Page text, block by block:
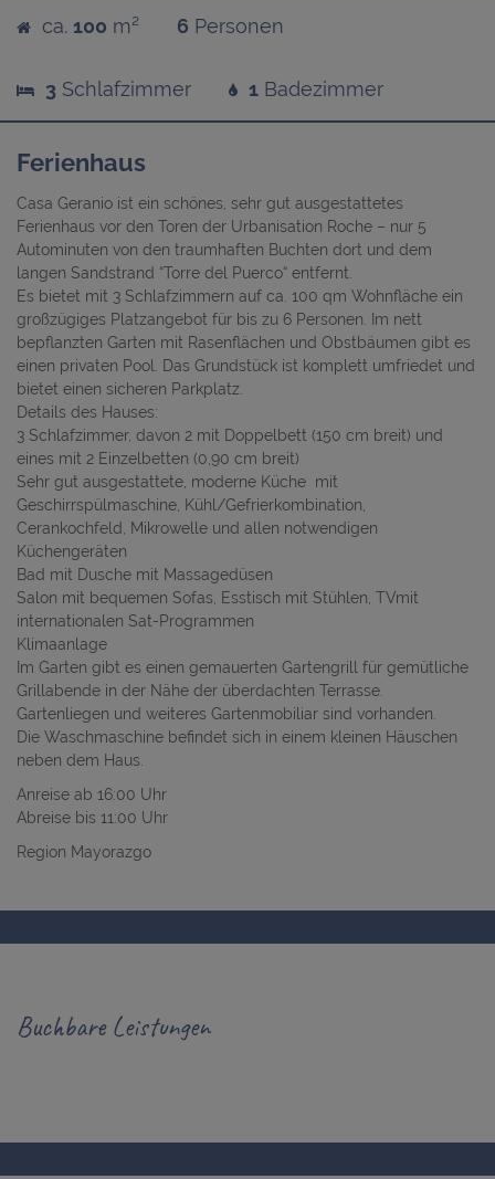
ca. 100 m² 6 Personen
3 Schlafzimmer 1 Badezimmer
Ferienhaus
Casa Geranio ist ein schönes, sehr gut ausgestattetes
Ferienhaus vor den Toren der Urbanisation Roche – nur 5
Autominuten von den traumhaften Buchten dort und dem
langen Sandstrand “Torre del Puerco“ entfernt.
Es bietet mit 3 Schlafzimmern auf ca. 100 qm Wohnfläche ein
großzügiges Platzangebot für bis zu 6 Personen. Im nett
bepflanzten Garten mit Rasenflächen und Obstbäumen gibt es
einen privaten Pool. Das Grundstück ist komplett umfriedet und
bietet einen sicheren Parkplatz.
Details des Hauses:
3 Schlafzimmer, davon 2 mit Doppelbett (150 cm breit) und
eines mit 2 Einzelbetten (0,90 cm breit)
Sehr gut ausgestattete, moderne Küche mit
Geschirrspülmaschine, Kühl/Gefrierkombination,
Cerankochfeld, Mikrowelle und allen notwendigen
Küchengeräten
Bad mit Dusche mit Massagedüsen
Salon mit bequemen Sofas, Esstisch mit Stühlen, TVmit
internationalen Sat-Programmen
Klimaanlage
Im Garten gibt es einen gemauerten Gartengrill für gemütliche
Grillabende in der Nähe der überdachten Terrasse.
Gartenliegen und weiteres Gartenmobiliar sind vorhanden.
Die Waschmaschine befindet sich in einem kleinen Häuschen
neben dem Haus.
Anreise ab 16:00 Uhr
Abreise bis 11:00 Uhr
Region Mayorazgo
Buchbare Leistungen